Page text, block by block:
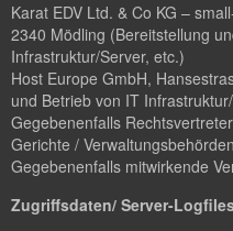
Karat EDV Ltd. & Co KG –
2340 Mödling (Bereitstellung
Infrastruktur/Server, etc.)
Host Europe GmbH,
und Betrieb von IT
Gegebenenfalls
Gerichte /
Gegebenenfalls mitwirkende
Zugriffsdaten/ Server-